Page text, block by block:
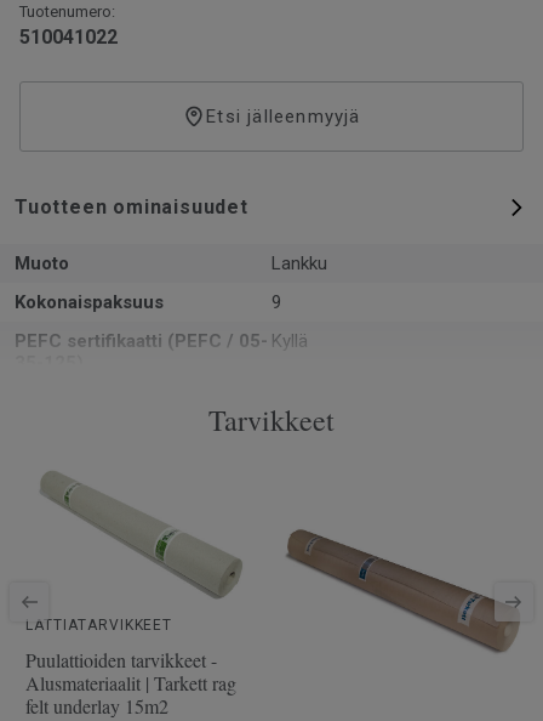
Tuotenumero:
510041022
Etsi jälleenmyyjä
Tuotteen ominaisuudet
Muoto
Lankku
Kokonaispaksuus
9
PEFC sertifikaatti (PEFC / 05- Kyllä
Käyttöluokka kotikäytössä
Lukkopontti
510041022
Viistetyt reunat
Viisteet kaikilla sivuilla
Käyttöluokka julkisessa
käytössä
Lattialämmitys
Tarvikkeet
LATTIATARVIKKEET
Puulattioiden tarvikkeet -
Alusmateriaalit | Tarkett rag
felt underlay 15m2